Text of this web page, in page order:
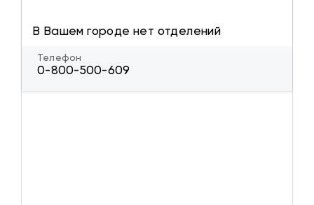
В Вашем городе нет отделений
Телефон
0-800-500-609